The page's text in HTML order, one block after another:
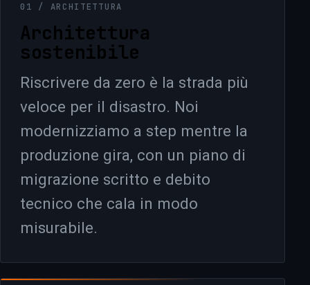
01 / ARCHITETTURA
Architettura
sostenibile
Riscrivere da zero è la strada più
veloce per il disastro. Noi
modernizziamo a step mentre la
produzione gira, con un piano di
migrazione scritto e debito
tecnico che cala in modo
misurabile.